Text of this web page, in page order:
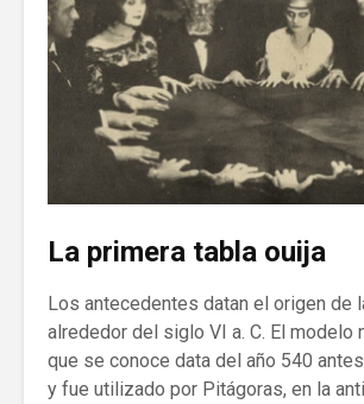
La primera tabla ouija
Los antecedentes datan el origen de
alrededor del siglo VI a. C. El modelo
que se conoce data del año 540
y fue utilizado por Pitágoras, en la